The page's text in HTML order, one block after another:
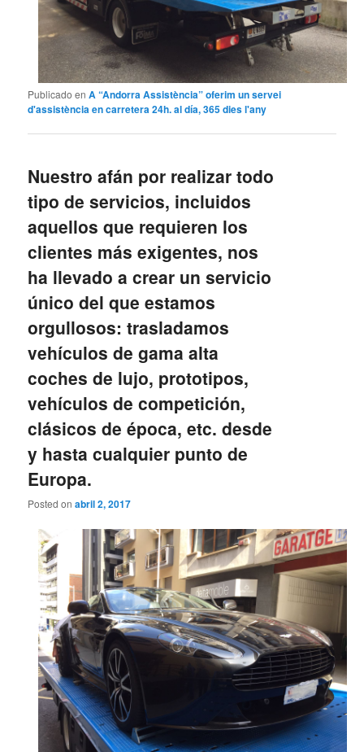
Publicado en A “Andorra Assistència” oferim un servei
d'assistència en carretera 24h. al día, 365 dies l'any
Nuestro afán por realizar todo
tipo de servicios, incluidos
aquellos que requieren los
clientes más exigentes, nos
ha llevado a crear un servicio
único del que estamos
orgullosos: trasladamos
vehículos de gama alta
coches de lujo, prototipos,
vehículos de competición,
clásicos de época, etc. desde
y hasta cualquier punto de
Europa.
Posted onabril 2, 2017